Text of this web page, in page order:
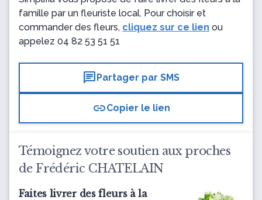
famille par un fleuriste local. Pour choisir et
commander des fleurs, cliquez sur ce lien ou
appelez 04 82 53 51 51
chatPartager par SMS
linkCopier le lien
Témoignez votre soutien aux proches
de Frédéric CHATELAIN
Faites livrer des fleurs à la